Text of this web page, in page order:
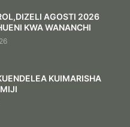
AGOSTI 2026
KWA WANANCHI
KUIMARISHA